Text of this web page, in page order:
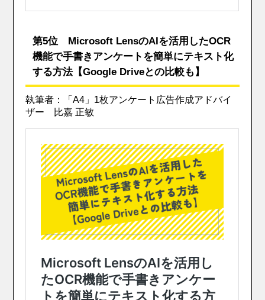
第5位 Microsoft LensのAIを活用したOCR
機能で手書きアンケートを簡単にテキスト化
する方法【Google Driveとの比較も】
執筆者：「A4」1枚アンケート広告作成アドバイ
ザー 比嘉 正敏